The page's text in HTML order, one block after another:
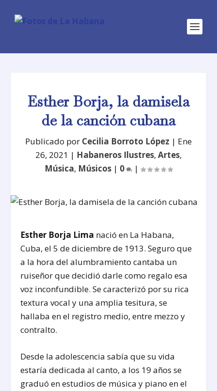
Esther Borja, la damisela
de la canción cubana
Publicado por Cecilia Borroto López | Ene
26, 2021 | Habaneros Ilustres, Artes,
Música, Músicos | 0 |
Esther Borja Lima nació en La Habana,
Cuba, el 5 de diciembre de 1913. Seguro que
a la hora del alumbramiento cantaba un
ruiseñor que decidió darle como regalo esa
voz inconfundible. Se caracterizó por su rica
textura vocal y una amplia tesitura, se
hallaba en el registro medio, entre mezzo y
contralto.
Desde la adolescencia sabía que su vida
estaría dedicada al canto, a los 19 años se
graduó en estudios de música y piano en el